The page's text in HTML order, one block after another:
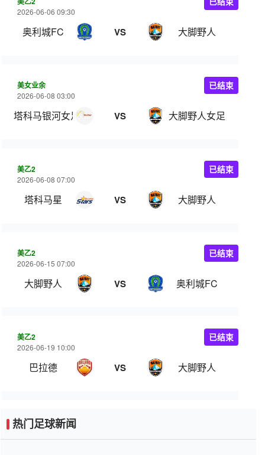
2026-06-06 09:30
奥利城FC VS 大脚野人
美女业余
2026-06-08 03:00
塔科马银河女足 VS 大脚野人女足
已结束
美乙2
2026-06-08 07:00
塔科马星 VS 大脚野人
已结束
美乙2
2026-06-15 07:00
大脚野人 VS 奥利城FC
已结束
美乙2
2026-06-19 10:00
巴拉德 VS 大脚野人
已结束
热门足球新闻